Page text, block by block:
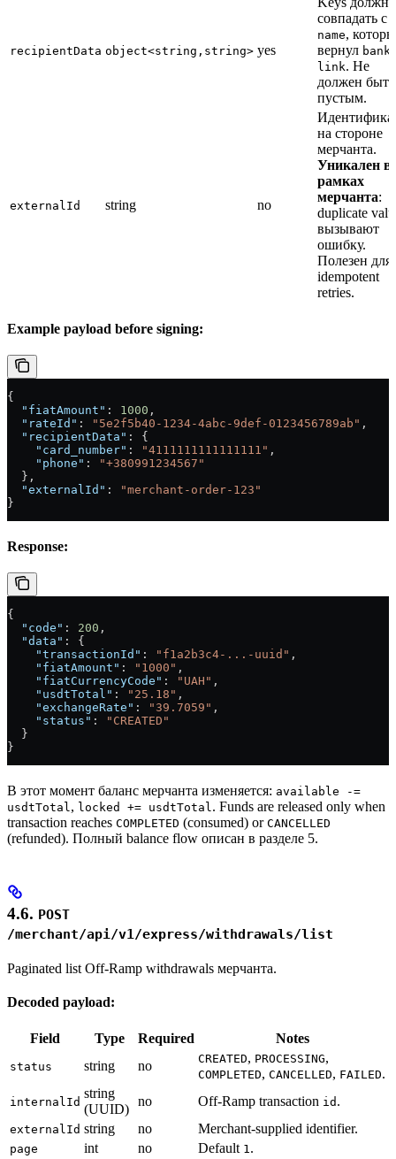
recipientData object<string,string> yes
совпадать с
name,
вернул
link. Не
должен быть
пустым.
externalId string no
на стороне
мерчанта.
Уникален в
рамках
мерчанта:
duplicate
вызывают
ошибку.
Полезен для
idempotent
retries.
Example payload before signing:
{
  "fiatAmount"
: 1000 ,
  "rateId"
: "5e2f5b40-1234-4abc-9def-0123456789ab" ,
  "recipientData"
: {
    "card_number"
: "4111111111111111" ,
    "phone"
:
"+380991234567"
  },
  "externalId"
:
"merchant-order-123"
}
Response:
{
  "code"
: 200 ,
  "data"
: {
    "transactionId"
: "f1a2b3c4-...-uuid" ,
    "fiatAmount"
: "1000" ,
    "fiatCurrencyCode"
: "UAH" ,
    "usdtTotal"
: "25.18" ,
    "exchangeRate"
: "39.7059" ,
    "status"
:
"CREATED"
  }
}
В этот момент баланс мерчанта изменяется: available -=
usdtTotal, locked += usdtTotal. Funds are released only when
transaction reaches COMPLETED (consumed) or CANCELLED
(refunded). Полный balance flow описан в разделе 5.
4.6. POST
/merchant/api/v1/express/withdrawals/list
Paginated list Off-Ramp withdrawals мерчанта.
Decoded payload:
Field Type Required Notes
status string no CREATED, PROCESSING,
COMPLETED, CANCELLED, FAILED.
internalId
string
(UUID)
no Off-Ramp transaction id .
externalId string no Merchant-supplied identifier.
page int no Default 1.